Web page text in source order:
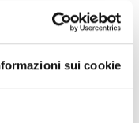
sui cookie